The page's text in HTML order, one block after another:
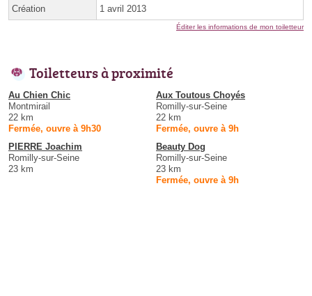
Création 1 avril 2013
Éditer les informations de mon toiletteur
Toiletteurs à proximité
Au Chien Chic
Montmirail
22 km
Fermée, ouvre à 9h30
Aux Toutous Choyés
Romilly-sur-Seine
22 km
Fermée, ouvre à 9h
PIERRE Joachim
Romilly-sur-Seine
23 km
Beauty Dog
Romilly-sur-Seine
23 km
Fermée, ouvre à 9h